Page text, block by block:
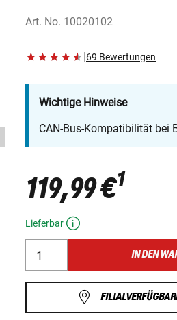
Art. No. 10020102
|69 Bewertungen
Wichtige Hinweise
CAN-Bus-Kompatibilität bei
119,99 €1
Lieferbar
IN DEN